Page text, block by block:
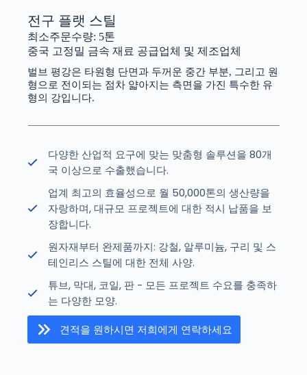
전구 플랫 스틸
최소주문수량: 5톤
중국 고정밀 금속 재료 공급업체 및 제조업체
벌브 평강은 타원형 단면과 두꺼운 중간 부분, 그리고 원
형으로 전이되는 점차 얇아지는 측면을 가진 특수한 유
형의 강입니다.
다양한 산업적 요구에 맞는 맞춤형 솔루션을 80개
국 이상으로 수출했습니다.
업계 최고의 효율성으로 월 50,000톤의 생산량을
자랑하며, 대규모 프로젝트에 대한 적시 납품을 보
장합니다.
원자재부터 완제품까지: 강철, 알루미늄, 구리 및 스
테인리스 스틸에 대한 전체 사양.
튜브, 막대, 코일, 판 - 모든 프로젝트 수요를 충족하
는 다양한 모양.
견적을 원하시면 저희에게 연락하세요